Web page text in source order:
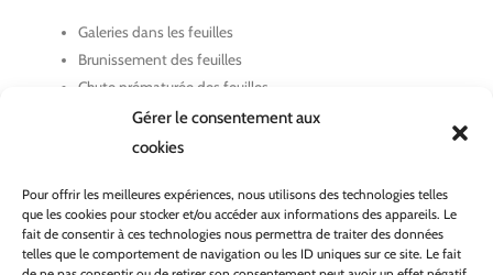
Gérer le consentement aux
cookies
Pour offrir les meilleures expériences, nous utilisons des technologies telles
que les cookies pour stocker et/ou accéder aux informations des appareils. Le
fait de consentir à ces technologies nous permettra de traiter des données
telles que le comportement de navigation ou les ID uniques sur ce site. Le fait
Galeries dans les feuilles
Brunissement des feuilles
Chute prématurée des feuilles
Piège à phéromone
Bande de glu large pour les arbres contre les fourmis